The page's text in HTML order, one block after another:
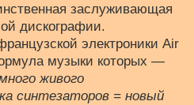
заслуживающая
дискографии.
электроники Air
музыки которых —
живого
синтезаторов = новый